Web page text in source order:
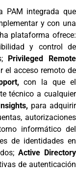
PAM integrada que
y con una
plataforma ofrece:
y control de
Privileged Remote
el acceso remoto de
con la que el
técnico a cualquier
para adquirir
autorizaciones
informático del
de identidades en
Active Directory
de autenticación